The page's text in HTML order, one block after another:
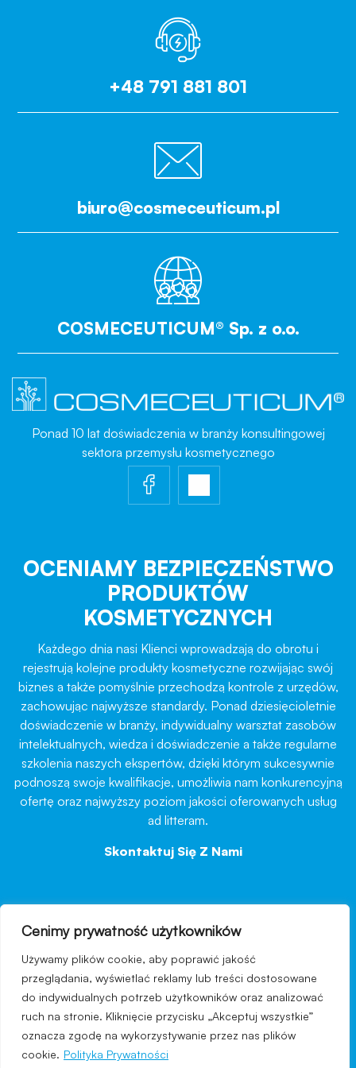
Cenimy prywatność użytkowników
Używamy plików cookie, aby poprawić jakość
przeglądania, wyświetlać reklamy lub treści dostosowane
do indywidualnych potrzeb użytkowników oraz analizować
ruch na stronie. Kliknięcie przycisku „Akceptuj wszystkie”
oznacza zgodę na wykorzystywanie przez nas plików
cookie. Polityka Prywatności
+48 791 881 801
biuro@cosmeceuticum.pl
COSMECEUTICUM® Sp. z o.o.
Ponad 10 lat doświadczenia w branży konsultingowej
sektora przemysłu kosmetycznego
OCENIAMY BEZPIECZEŃSTWO
PRODUKTÓW
KOSMETYCZNYCH
Każdego dnia nasi Klienci wprowadzają do obrotu i
rejestrują kolejne produkty kosmetyczne rozwijając swój
biznes a także pomyślnie przechodzą kontrole z urzędów,
zachowując najwyższe standardy. Ponad dziesięcioletnie
doświadczenie w branży, indywidualny warsztat zasobów
intelektualnych, wiedza i doświadczenie a także regularne
szkolenia naszych ekspertów, dzięki którym sukcesywnie
podnoszą swoje kwalifikacje, umożliwia nam konkurencyjną
ofertę oraz najwyższy poziom jakości oferowanych usług
ad litteram.
Skontaktuj Się Z Nami
nawigacja
Regulamin strony
Polityka prywatności
Kontakt